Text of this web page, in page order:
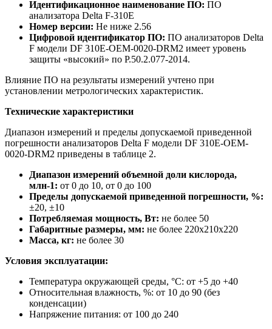
Идентификационное наименование ПО: ПО
анализатора Delta F-310E
Номер версии: Не ниже 2.56
Цифровой идентификатор ПО: ПО анализаторов Delta
F модели DF 310E-OEM-0020-DRM2 имеет уровень
защиты «высокий» по Р.50.2.077-2014.
Влияние ПО на результаты измерений учтено при
установлении метрологических характеристик.
Технические характеристики
Диапазон измерений и пределы допускаемой приведенной
погрешности анализаторов Delta F модели DF 310E-OEM-
0020-DRM2 приведены в таблице 2.
Диапазон измерений объемной доли кислорода,
млн-1: от 0 до 10, от 0 до 100
Пределы допускаемой приведенной погрешности, %:
±20, ±10
Потребляемая мощность, Вт: не более 50
Габаритные размеры, мм: не более 220x210x220
Масса, кг: не более 30
Условия эксплуатации:
Температура окружающей среды, °С: от +5 до +40
Относительная влажность, %: от 10 до 90 (без
конденсации)
Напряжение питания: от 100 до 240